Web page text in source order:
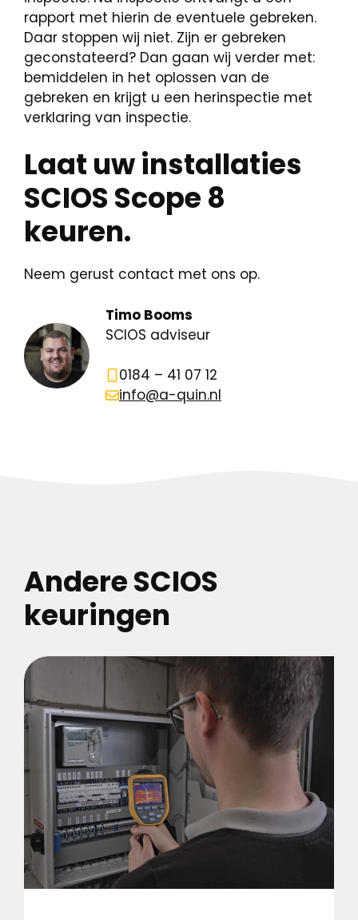
rapport met hierin de eventuele gebreken.
Daar stoppen wij niet. Zijn er gebreken
geconstateerd? Dan gaan wij verder met:
bemiddelen in het oplossen van de
gebreken en krijgt u een herinspectie met
verklaring van inspectie.
Laat uw installaties
SCIOS Scope 8
keuren.
Neem gerust contact met ons op.
Timo Booms
SCIOS adviseur
0184 – 41 07 12
info@a-quin.nl
Andere SCIOS
keuringen